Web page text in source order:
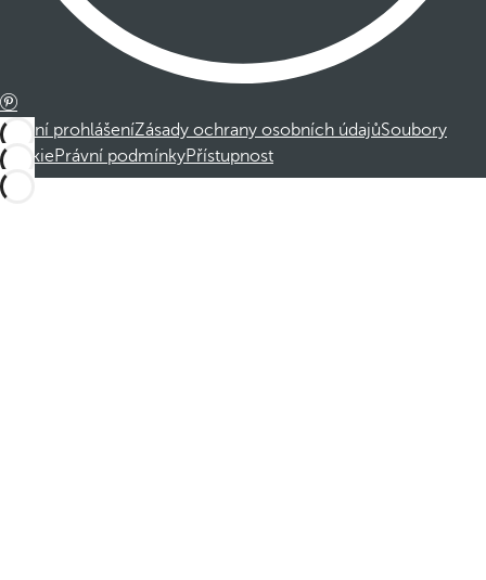
Právní prohlášeníZásady ochrany osobních údajůSoubory
cookiePrávní podmínkyPřístupnost